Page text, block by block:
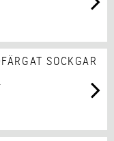
SOCKGAR